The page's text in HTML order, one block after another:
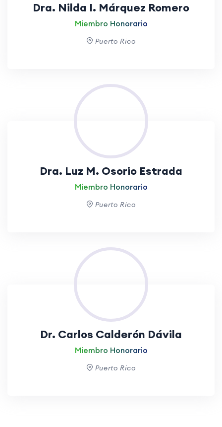
Dra. Nilda I. Márquez Romero
Miembro Honorario
Puerto Rico
Dra. Luz M. Osorio Estrada
Miembro Honorario
Puerto Rico
Dr. Carlos Calderón Dávila
Miembro Honorario
Puerto Rico